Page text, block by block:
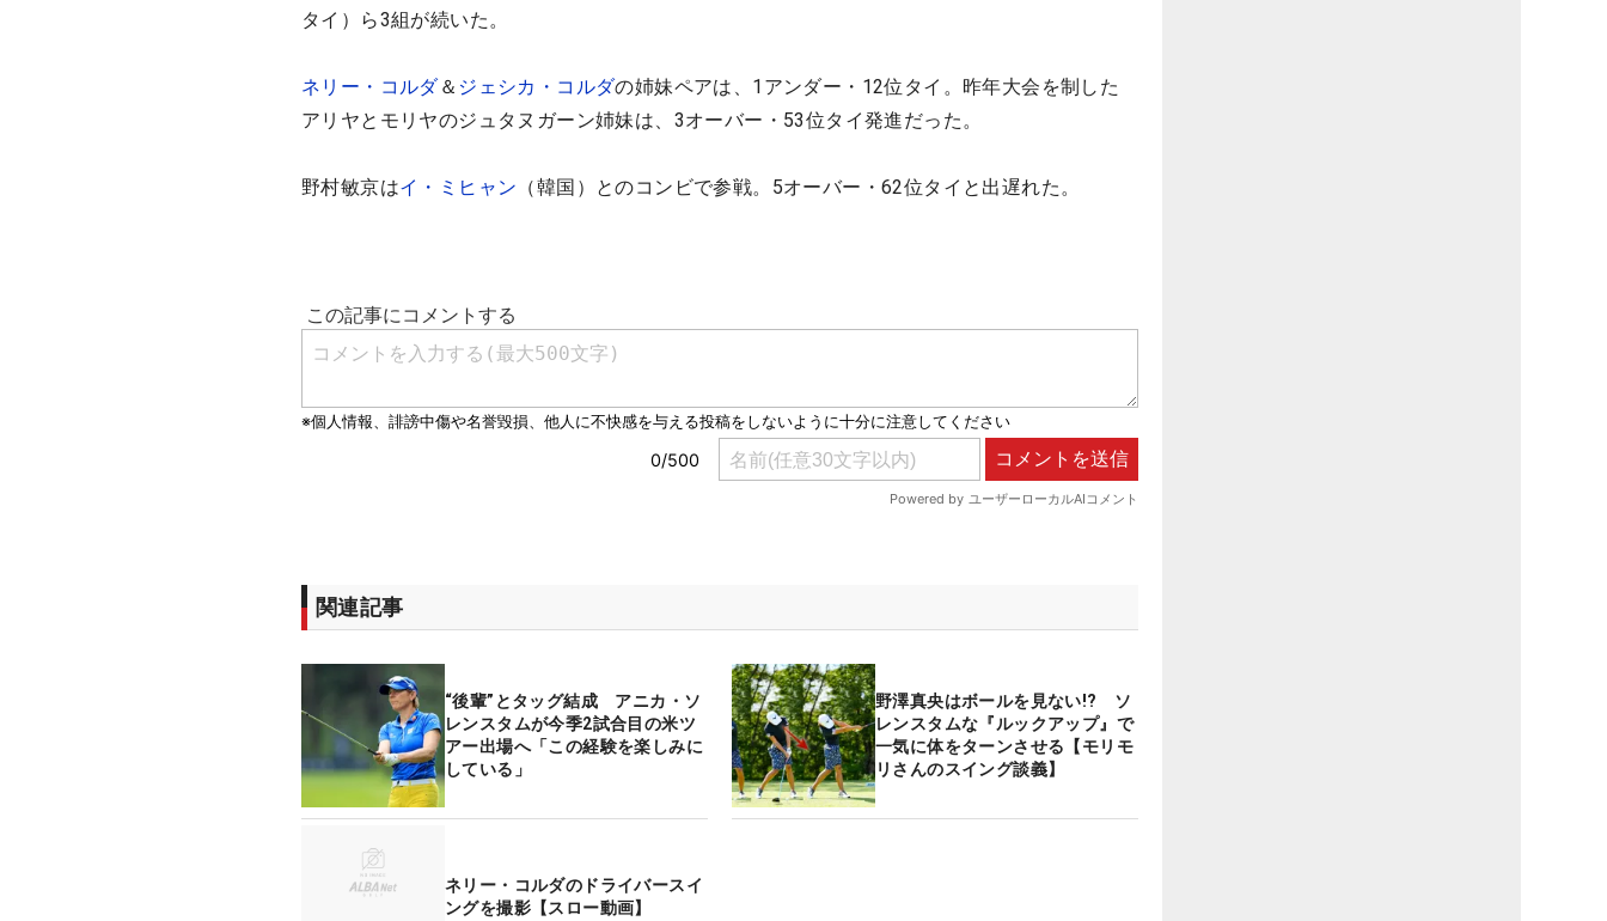
タイ）ら3組が続いた。
ネリー・コルダ＆ ジェシカ・コルダの姉妹ペアは、1アンダー・12位タイ。昨年大会を制した
アリヤとモリヤのジュタヌガーン姉妹は、3オーバー・53位タイ発進だった。
野村敏京はイ・ミヒャン （韓国）とのコンビで参戦。5オーバー・62位タイと出遅れた。
関連記事
“後輩”とタッグ結成 アニカ・ソ
レンスタムが今季2試合目の米ツ
アー出場へ「この経験を楽しみに
している」
野澤真央はボールを見ない!? ソ
レンスタムな『ルックアップ』で
一気に体をターンさせる【モリモ
リさんのスイング談義】
ネリー・コルダのドライバースイ
ングを撮影【スロー動画】